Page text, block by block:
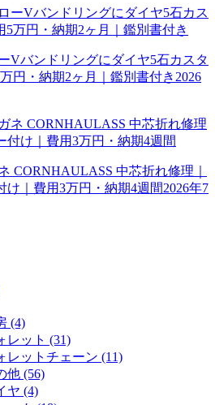
Vバンドリングにダイヤ5石カスタ
円・納期2ヶ月｜鑑別書付き 2026
CORNHAULASS 中芯折れ修理｜
け｜費用3万円・納期4週間2026年7
(4)
ット (31)
ットチェーン (11)
他 (56)
ヤ (4)